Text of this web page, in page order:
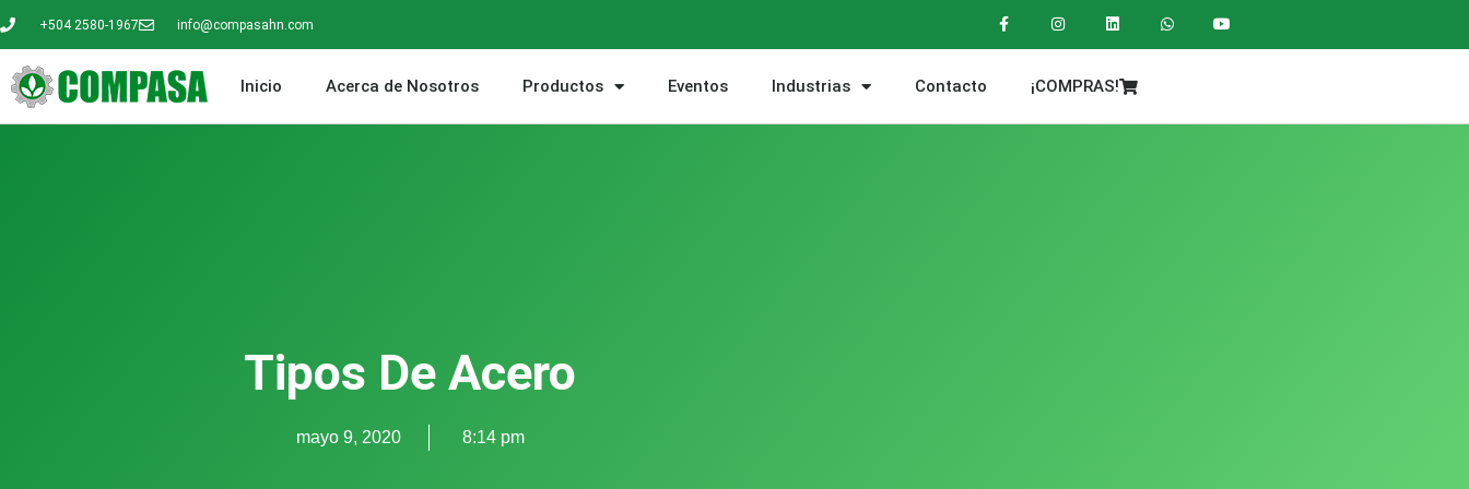
+504 2580-1967 info@compasahn.com
Inicio Acerca de Nosotros Productos Eventos Industrias Contacto ¡COMPRAS!
Tipos De Acero
mayo 9, 2020 8:14 pm